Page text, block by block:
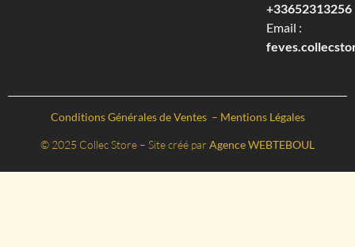
+33652313256‬
Email :
Conditions Générales de Ventes – Mentions Légales
© 2025 Collec Store – Site créé par Agence WEBTEBOUL